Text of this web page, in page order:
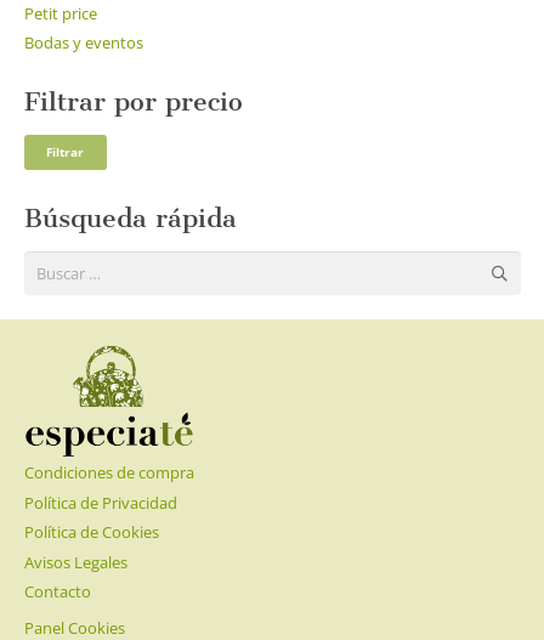
Petit price
Bodas y eventos
Filtrar por precio
Filtrar
Búsqueda rápida
Buscar:
Condiciones de compra
Política de Privacidad
Política de Cookies
Avisos Legales
Contacto
Panel Cookies